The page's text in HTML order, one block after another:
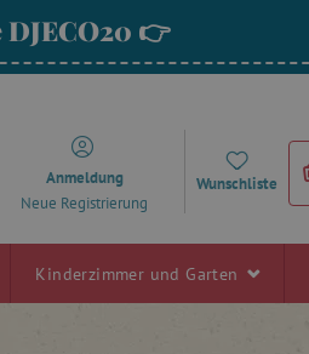
DJECO20 👉
Anmeldung
Neue Registrierung
Wunschliste
Kinderzimmer und Garten